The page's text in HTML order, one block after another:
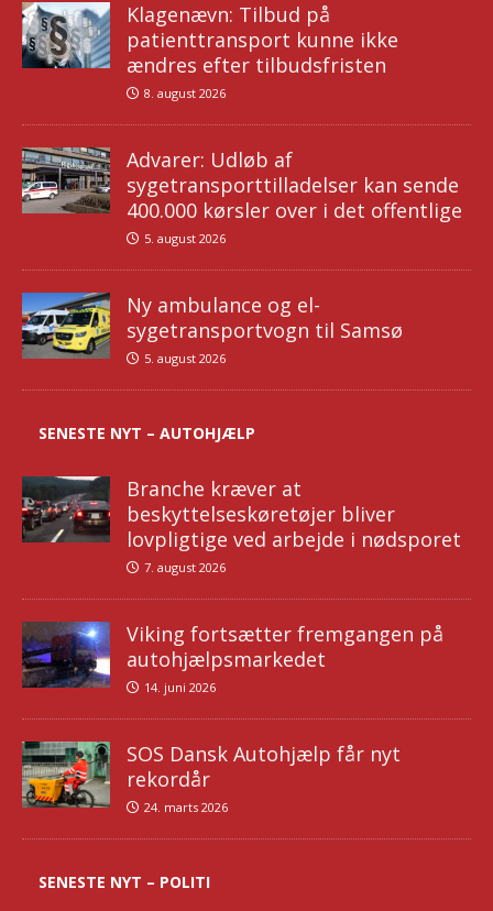
Klagenævn: Tilbud på
patienttransport kunne ikke
ændres efter tilbudsfristen
8. august 2026
Advarer: Udløb af
sygetransporttilladelser kan sende
400.000 kørsler over i det offentlige
5. august 2026
Ny ambulance og el-
sygetransportvogn til Samsø
5. august 2026
SENESTE NYT – AUTOHJÆLP
Branche kræver at
beskyttelseskøretøjer bliver
lovpligtige ved arbejde i nødsporet
7. august 2026
Viking fortsætter fremgangen på
autohjælpsmarkedet
14. juni 2026
SOS Dansk Autohjælp får nyt
rekordår
24. marts 2026
SENESTE NYT – POLITI